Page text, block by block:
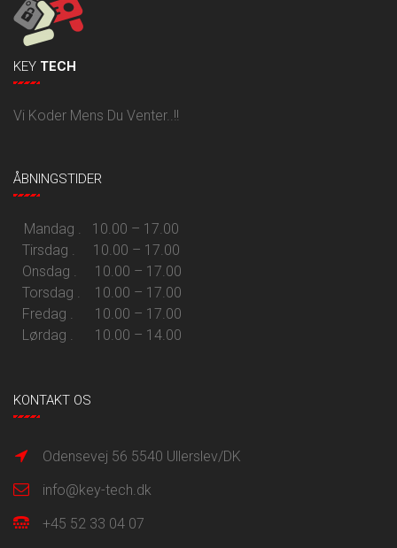
KEY TECH
Vi Koder Mens Du Venter..!!
ÅBNINGSTIDER
Mandag . 10.00 – 17.00
Tirsdag . 10.00 – 17.00
Onsdag . 10.00 – 17.00
Torsdag . 10.00 – 17.00
Fredag . 10.00 – 17.00
Lørdag . 10.00 – 14.00
KONTAKT OS
Odensevej 56 5540 Ullerslev/DK
info@key-tech.dk
+45 52 33 04 07